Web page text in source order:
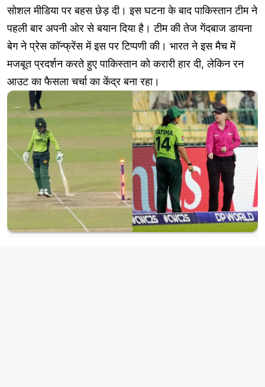
सोशल मीडिया पर बहस छेड़ दी। इस घटना के बाद पाकिस्तान टीम ने
पहली बार अपनी ओर से बयान दिया है। टीम की तेज गेंदबाज डायना
बेग ने प्रेस कॉन्फ्रेंस में इस पर टिप्पणी की। भारत ने इस मैच में
मजबूत प्रदर्शन करते हुए पाकिस्तान को करारी हार दी, लेकिन रन
आउट का फैसला चर्चा का केंद्र बना रहा।